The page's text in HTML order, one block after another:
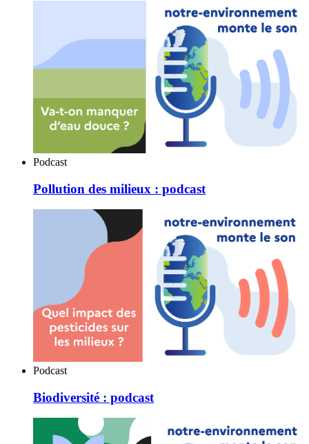
Podcast
Pollution des milieux : podcast
Podcast
Biodiversité : podcast